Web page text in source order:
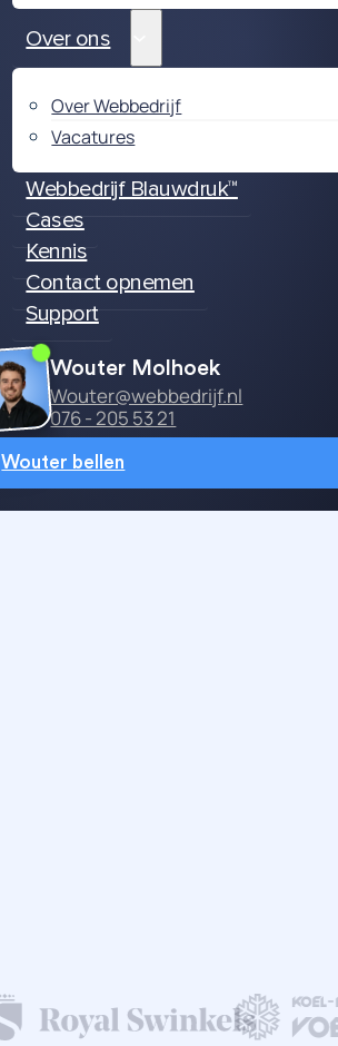
Over ons
Over Webbedrijf
Vacatures
Webbedrijf Blauwdruk™
Cases
Kennis
Contact opnemen
Support
Wouter Molhoek
Wouter@webbedrijf.nl
076 - 205 53 21
Wouter bellen